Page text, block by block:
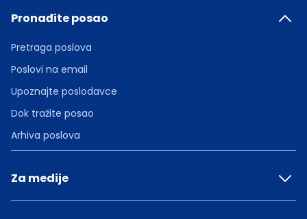
Pronađite posao
Pretraga poslova
Poslovi na email
Upoznajte poslodavce
Dok tražite posao
Arhiva poslova
Za medije